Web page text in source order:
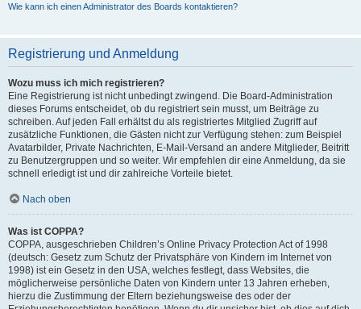
Wie kann ich einen Administrator des Boards kontaktieren?
Registrierung und Anmeldung
Wozu muss ich mich registrieren?
Eine Registrierung ist nicht unbedingt zwingend. Die Board-Administration
dieses Forums entscheidet, ob du registriert sein musst, um Beiträge zu
schreiben. Auf jeden Fall erhältst du als registriertes Mitglied Zugriff auf
zusätzliche Funktionen, die Gästen nicht zur Verfügung stehen: zum Beispiel
Avatarbilder, Private Nachrichten, E-Mail-Versand an andere Mitglieder, Beitritt
zu Benutzergruppen und so weiter. Wir empfehlen dir eine Anmeldung, da sie
schnell erledigt ist und dir zahlreiche Vorteile bietet.
Nach oben
Was ist COPPA?
COPPA, ausgeschrieben Children’s Online Privacy Protection Act of 1998
(deutsch: Gesetz zum Schutz der Privatsphäre von Kindern im Internet von
1998) ist ein Gesetz in den USA, welches festlegt, dass Websites, die
möglicherweise persönliche Daten von Kindern unter 13 Jahren erheben,
hierzu die Zustimmung der Eltern beziehungsweise des oder der